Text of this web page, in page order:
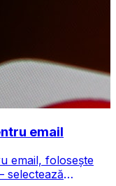
email
email, folosește
selectează